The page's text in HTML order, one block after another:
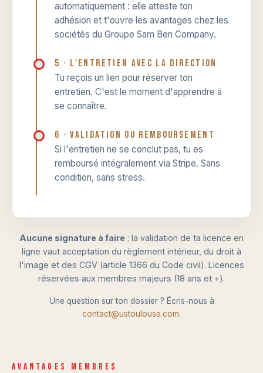
automatiquement : elle atteste ton
adhésion et t'ouvre les avantages chez les
sociétés du Groupe Sam Ben Company.
5 · L'entretien avec la direction
Tu reçois un lien pour réserver ton
entretien. C'est le moment d'apprendre à
se connaître.
6 · Validation ou remboursement
Si l'entretien ne se conclut pas, tu es
remboursé intégralement via Stripe. Sans
condition, sans stress.
Aucune signature à faire : la validation de ta licence en
ligne vaut acceptation du règlement intérieur, du droit à
l'image et des CGV (article 1366 du Code civil). Licences
réservées aux membres majeurs (18 ans et +).
Une question sur ton dossier ? Écris-nous à
contact@ustoulouse.com.
AVANTAGES MEMBRES